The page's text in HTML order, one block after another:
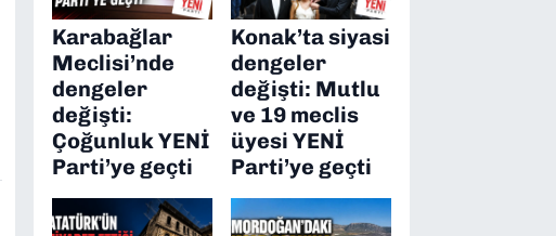
Karabağlar
Meclisi’nde
dengeler
değişti:
Çoğunluk YENİ
Parti’ye geçti
Konak’ta siyasi
dengeler
değişti: Mutlu
ve 19 meclis
üyesi YENİ
Parti’ye geçti